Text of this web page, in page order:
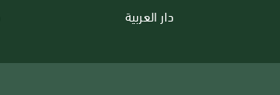
دار العربية